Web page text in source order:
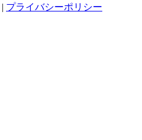
| プライバシーポリシー